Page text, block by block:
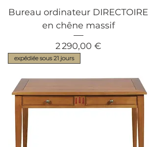
Bureau ordinateur DIRECTOIRE
en chêne massif
Prix
2 290,00 €
expédiée sous 21 jours